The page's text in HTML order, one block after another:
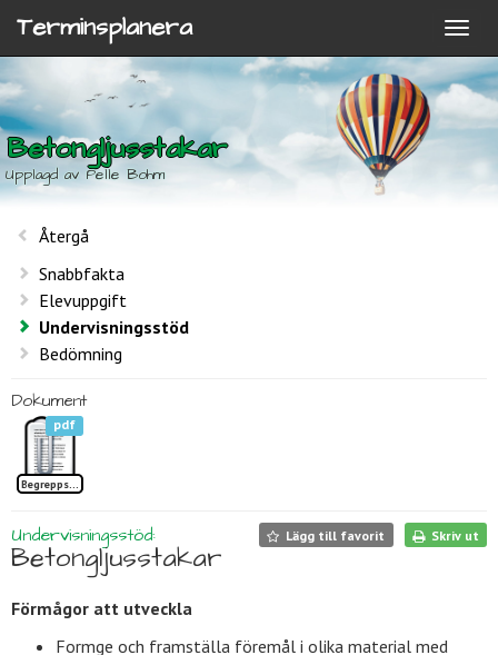
Terminsplanera
Betongljusstakar
Upplagd av Pelle Bohm
Återgå
Snabbfakta
Elevuppgift
Undervisningsstöd
Bedömning
Dokument
pdf
Begreppslista Betongljusstakar TP
Lägg till favorit Skriv ut
Undervisningsstöd:
Betongljusstakar
Förmågor att utveckla
Formge och framställa föremål i olika material med